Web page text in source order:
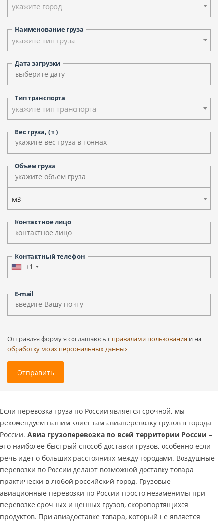
укажите город
Наименование груза
укажите тип груза
Дата загрузки
Тип транспорта
укажите тип транспорта
Вес груза, ( т )
Объем груза
м3
Контактное лицо
Контактный телефон
+1
E-mail
Отправляя форму я соглашаюсь c правилами пользования и на
обработку моих персональных данных
Отправить
Если перевозка груза по России является срочной, мы
рекомендуем нашим клиентам авиаперевозку грузов в города
России. Авиа грузоперевозка по всей территории России –
это наиболее быстрый способ доставки грузов, особенно если
речь идет о больших расстояниях между городами. Воздушные
перевозки по России делают возможной доставку товара
практически в любой российский город. Грузовые
авиационные перевозки по России просто незаменимы при
перевозке срочных и ценных грузов, скоропортящихся
продуктов. При авиадоставке товара, который не является